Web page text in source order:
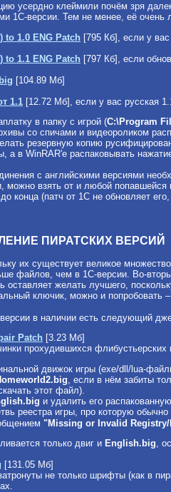
усердно клеймили почём зря
1С-версии. Тем не менее, её очень
to 1.0 ENG Patch [795 Кб], если у
to 1.1 ENG Patch [797 Кб], если
[104.89 Мб]
1.1 [12.72 Мб], если у вас русская
в папку с игрой (C:\Program
со спичами и видеороликом
резервную копию
а в WinRAR'e распаковывать
с английскими версиями
взять от и любой попавшейся
конца (патч от 1С не обновляет
ПИРАТСКИХ ВЕРСИЙ
их существует великое
файлов, чем в 1С-версии. Во-
оставляет желать лучшего,
ключик, можно и попробовать
в наличии есть следующий
Patch [3.23 Мб]
прохудившихся флибустьерских
движок игры (exe/dll/lua-
, если в нём забиты
этот файл).
и удалить его
реестра игры, про которую
"Missing or Invalid
только двиг и English.big ,
[131.05 Мб]
не только шрифты (как в